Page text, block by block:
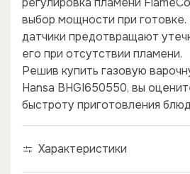
выбор мощности при
датчики предотвращают
его при отсутствии пламени.
Решив купить газовую
Hansa BHGI650550, вы
быстроту приготовления
Характеристики